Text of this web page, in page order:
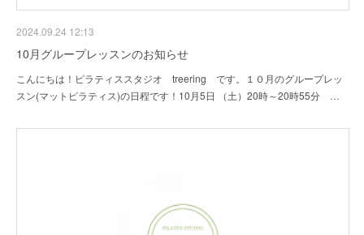
2024.09.24 12:13
10月グループレッスンのお知らせ
こんにちは！ピラティススタジオ treering です。１０月のグループレッ
スン(マットピラティス)の日程です！10月5日 （土）20時～20時55分 …